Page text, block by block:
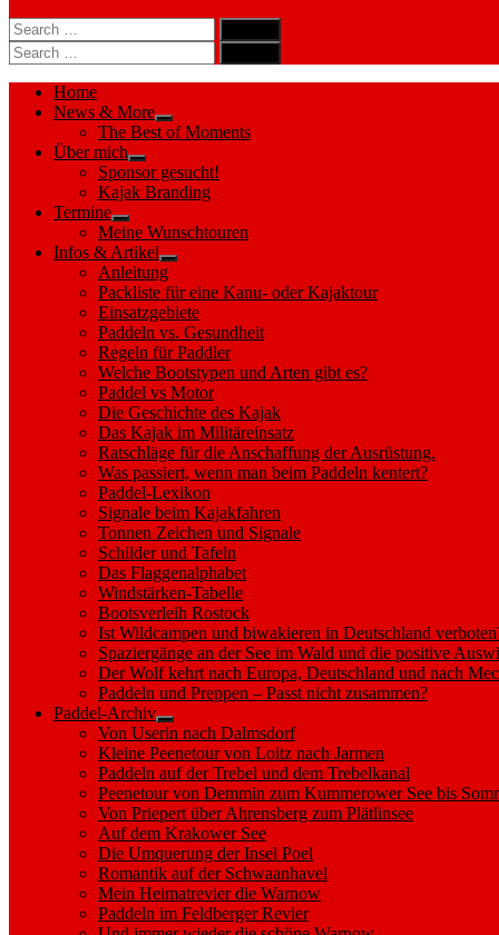
Search
for:
Search
Search
for:
Search
Home
News & More
Show
sub
The Best of Moments
Über mich
Show
sub
menu
Sponsor gesucht!
Kajak Branding
Termine
Show
sub
menu
Meine Wunschtouren
Infos & Artikel
Show
sub
menu
Anleitung
Packliste für eine Kanu- oder Kajaktour
Einsatzgebiete
Paddeln vs. Gesundheit
Regeln für Paddler
Welche Bootstypen und Arten gibt es?
Paddel vs Motor
Die Geschichte des Kajak
Das Kajak im Militäreinsatz
Ratschläge für die Anschaffung der Ausrüstung.
Was passiert, wenn man beim Paddeln kentert?
Paddel-Lexikon
Signale beim Kajakfahren
Tonnen Zeichen und Signale
Schilder und Tafeln
Das Flaggenalphabet
Windstärken-Tabelle
Bootsverleih Rostock
Ist Wildcampen und biwakieren in Deutschland
Spaziergänge an der See im Wald und die positive
Der Wolf kehrt nach Europa, Deutschland und nach
Paddeln und Preppen – Passt nicht zusammen?
Paddel-Archiv
Show
sub
menu
Von Userin nach Dalmsdorf
Kleine Peenetour von Loitz nach Jarmen
Paddeln auf der Trebel und dem Trebelkanal
Peenetour von Demmin zum Kummerower See bis
Von Priepert über Ahrensberg zum Plätlinsee
Auf dem Krakower See
Die Umquerung der Insel Poel
Romantik auf der Schwaanhavel
Mein Heimatrevier die Warnow
Paddeln im Feldberger Revier